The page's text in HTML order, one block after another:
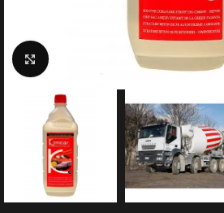
Click to enlarge